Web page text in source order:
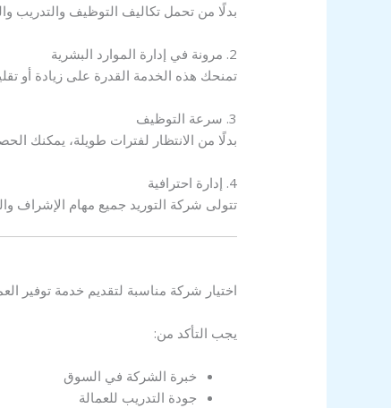
بدلًا من تحمل تكاليف التوظيف والتدريب
2. مرونة في إدارة الموارد البشرية
تمنحك هذه الخدمة القدرة على زيادة أو
3. سرعة التوظيف
بدلًا من الانتظار لفترات طويلة، يمكنك
4. إدارة احترافية
تتولى شركة التوريد جميع مهام الإشراف
اختيار شركة مناسبة لتقديم خدمة توفير
يجب التأكد من:
خبرة الشركة في السوق
جودة التدريب للعمالة